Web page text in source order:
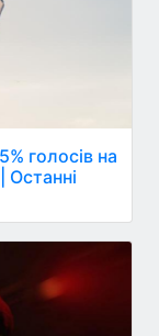
голосів на
Останні